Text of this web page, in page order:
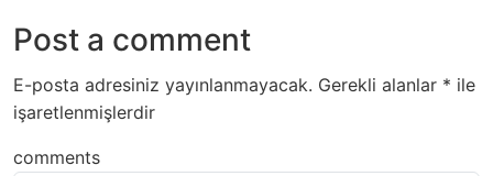
Post a comment
E-posta adresiniz yayınlanmayacak. Gerekli alanlar * ile
işaretlenmişlerdir
comments